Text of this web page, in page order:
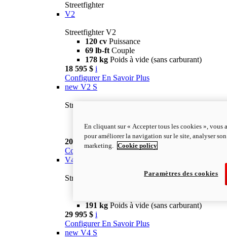
Streetfighter
V2
Streetfighter V2
120 cv Puissance
69 lb-ft Couple
178 kg Poids à vide (sans carburant)
18 595 $ i
Configurer En Savoir Plus
new V2 S
Streetfighter V2 S
69 lb-ft
Couple
175 kgPoids à vide (sans carburant)
20 995 $
i
Configurer En Savoir Plus
V4
Streetfighter V4
191 kg Poids à vide (sans carburant)
29 995 $ i
Configurer En Savoir Plus
new V4 S
En cliquant sur « Accepter tous les cookies », vous
pour améliorer la navigation sur le site, analyser
marketing. Cookie policy
Paramètres des cookies